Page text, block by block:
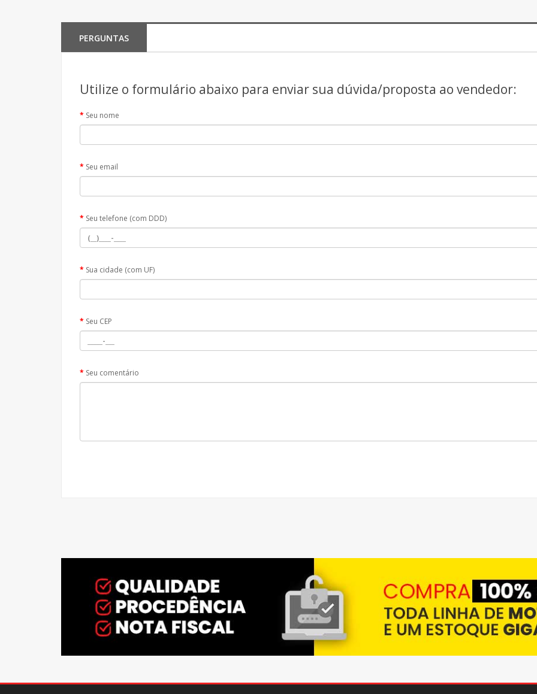
PERGUNTAS
Utilize o formulário abaixo para enviar sua dúvida/proposta ao vendedor:
Seu nome
Seu email
Seu telefone (com DDD)
Sua cidade (com UF)
Seu CEP
Seu comentário